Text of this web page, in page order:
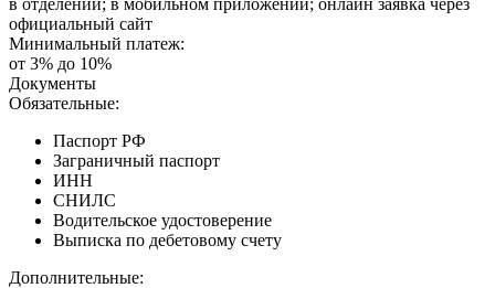
официальный сайт
Минимальный платеж:
от 3% до 10%
Документы
Обязательные:
Паспорт РФ
Заграничный паспорт
ИНН
СНИЛС
Водительское удостоверение
Выписка по дебетовому счету
Дополнительные: